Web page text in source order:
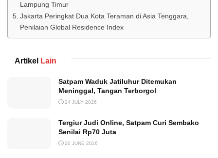
Lampung Timur
Jakarta Peringkat Dua Kota Teraman di Asia Tenggara,
Penilaian Global Residence Index
Artikel Lain
Satpam Waduk Jatiluhur Ditemukan
Meninggal, Tangan Terborgol
24 JULY 2026
Tergiur Judi Online, Satpam Curi Sembako
Senilai Rp70 Juta
20 JUNE 2026